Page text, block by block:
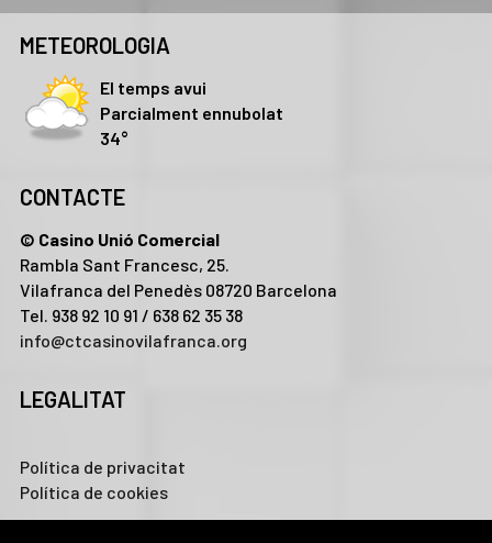
METEOROLOGIA
El temps avui
Parcialment ennubolat
34°
CONTACTE
© Casino Unió Comercial
Rambla Sant Francesc, 25.
Vilafranca del Penedès 08720 Barcelona
Tel. 938 92 10 91 / 638 62 35 38
info@ctcasinovilafranca.org
LEGALITAT
Política de privacitat
Política de cookies